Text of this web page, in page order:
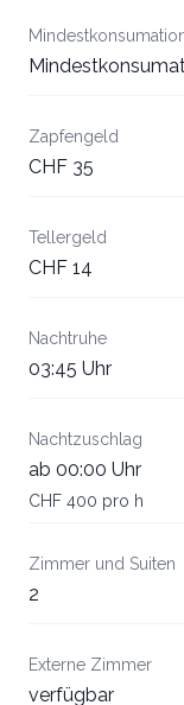
Zapfengeld
CHF 35
Tellergeld
CHF 14
Nachtruhe
03:45 Uhr
Nachtzuschlag
ab 00:00 Uhr
CHF 400 pro h
Zimmer und Suiten
2
Externe Zimmer
verfügbar